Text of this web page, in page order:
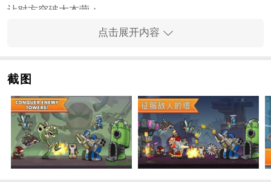
让对方突破大本营；
2、水平模式下的实时战斗操作非常简单，技能释放的动
杂的规则；
手游特色
1、5个独立派系，包括70个独特的角色、英雄和塔
2、具有明确目标的战略战役，挑战你的防御技能和速度
3、有5个独立的团队卡插槽，混合1000个字符组合，为
您找到完美的团队
点击展开内容
截图